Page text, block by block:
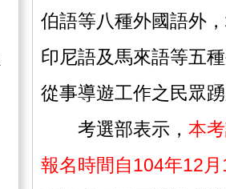
伯語等八種外國語外
印尼語及馬來語等五
從事導遊工作之民眾
考選部表示， 本
報名時間自104年12